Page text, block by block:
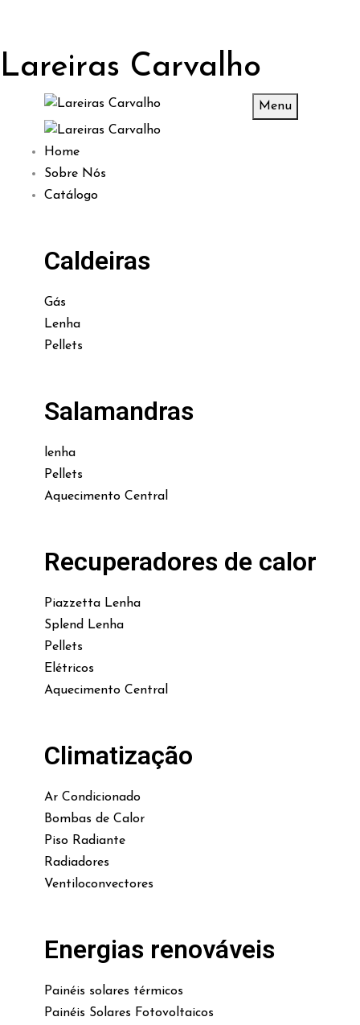
Lareiras Carvalho
Menu
Home
Sobre Nós
Catálogo
Caldeiras
Gás
Lenha
Pellets
Salamandras
lenha
Pellets
Aquecimento Central
Recuperadores de calor
Piazzetta Lenha
Splend Lenha
Pellets
Elétricos
Aquecimento Central
Climatização
Ar Condicionado
Bombas de Calor
Piso Radiante
Radiadores
Ventiloconvectores
Energias renováveis
Painéis solares térmicos
Painéis Solares Fotovoltaicos